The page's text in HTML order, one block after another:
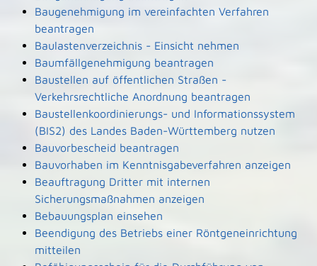
Baugenehmigung im vereinfachten Verfahren
beantragen
Baulastenverzeichnis - Einsicht nehmen
Baumfällgenehmigung beantragen
Baustellen auf öffentlichen Straßen -
Verkehrsrechtliche Anordnung beantragen
Baustellenkoordinierungs- und Informationssystem
(BIS2) des Landes Baden-Württemberg nutzen
Bauvorbescheid beantragen
Bauvorhaben im Kenntnisgabeverfahren anzeigen
Beauftragung Dritter mit internen
Sicherungsmaßnahmen anzeigen
Bebauungsplan einsehen
Beendigung des Betriebs einer Röntgeneinrichtung
mitteilen